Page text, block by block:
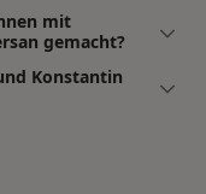
mit
gemacht?
Konstantin